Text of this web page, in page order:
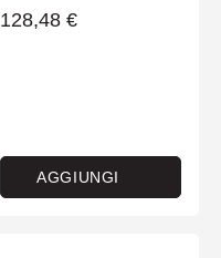
128,48 €
AGGIUNGI